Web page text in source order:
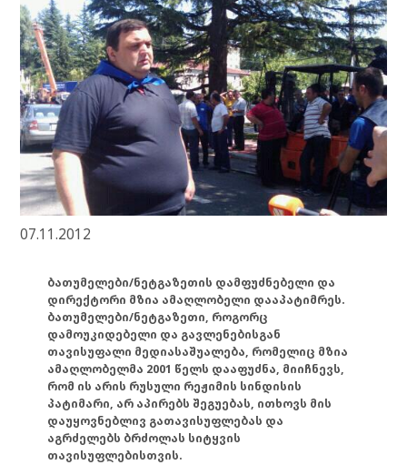
07.11.2012
ბათუმელები/ნეტგაზეთის დამფუძნებელი და
დირექტორი მზია ამაღლობელი დააპატიმრეს.
ბათუმელები/ნეტგაზეთი, როგორც
დამოუკიდებელი და გავლენებისგან
თავისუფალი მედიასაშუალება, რომელიც მზია
ამაღლობელმა 2001 წელს დააფუძნა, მიიჩნევს,
რომ ის არის რუსული რეჟიმის სინდისის
პატიმარი, არ აპირებს შეგუებას, ითხოვს მის
დაუყოვნებლივ გათავისუფლებას და
აგრძელებს ბრძოლას სიტყვის
თავისუფლებისთვის.